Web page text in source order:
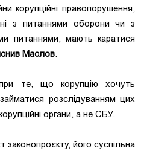
корупційні правопорушення,
з питаннями оборони чи з
питаннями, мають каратися
Маслов.
те, що корупцію хочуть
розслідуванням цих
органи, а не СБУ.
його суспільна